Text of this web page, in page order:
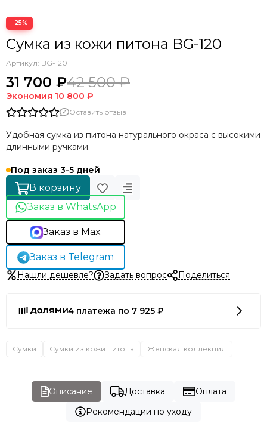
−25%
Сумка из кожи питона BG-120
Артикул: BG-120
31 700 ₽42 500 ₽
Экономия 10 800 ₽
Оставить отзыв
Удобная сумка из питона натурального окраса с высокими
длинными ручками.
Под заказ 3-5 дней
В корзину
Заказ в WhatsApp
Заказ в Max
Заказ в Telegram
Нашли дешевле? Задать вопрос Поделиться
4 платежа по 7 925 ₽
Сумки Сумки из кожи питона Женская коллекция
Описание Доставка
Оплата
Рекомендации по уходу